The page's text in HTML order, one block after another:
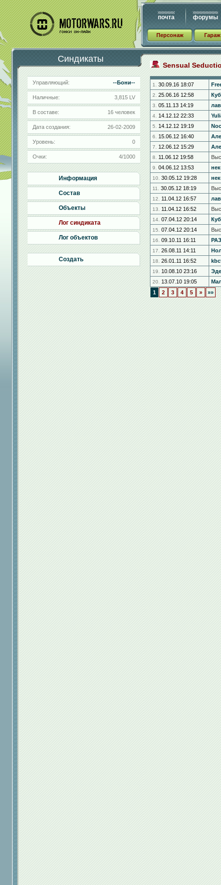
почта форумы
Персонаж Гараж
Синдикаты
Управляющий: --Бони--
Наличные: 3,815 LV
В составе: 16 человек
Дата создания: 26-02-2009
Уровень: 0
Очки: 4/1000
Информация
Состав
Объекты
Лог синдиката
Лог объектов
Создать
Sensual
1. 30.09.16 18:07
2. 25.06.16 12:58
3. 05.11.13 14:19
4. 14.12.12 22:33
5. 14.12.12 19:19
6. 15.06.12 16:40
7. 12.06.12 15:29
8. 11.06.12 19:58
9. 04.06.12 13:53
10. 30.05.12 19:28
11. 30.05.12 18:19
12. 11.04.12 16:57
13. 11.04.12 16:52
14. 07.04.12 20:14
15. 07.04.12 20:14
16. 09.10.11 16:11
17. 26.08.11 14:11
18. 26.01.11 16:52
19. 10.08.10 23:16
20. 13.07.10 19:05
1
2 3 4 5 » »»